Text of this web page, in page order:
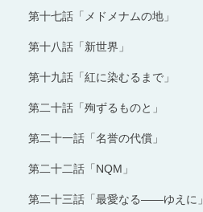
第十七話「メドメナムの地」
第十八話「新世界」
第十九話「紅に染むるまで」
第二十話「殉ずるものと」
第二十一話「名誉の代償」
第二十二話「NQM」
第二十三話「最愛なる――ゆえに」